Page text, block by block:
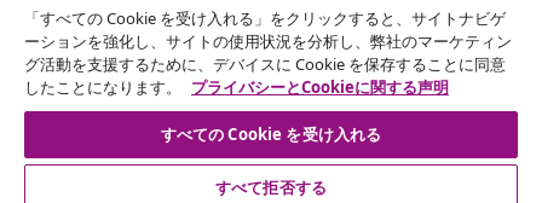
vidaXL
その他の情報
© 2008-2026 vidaXL. 当サイトは、vidaXL合同会社が運営してい
「すべての Cookie を受け入れる」をクリックすると、サイトナビゲ
ーションを強化し、サイトの使用状況を分析し、弊社のマーケティン
グ活動を支援するために、デバイスに Cookie を保存することに同意
したことになります。
プライバシーとCookieに関する声明
すべての Cookie を受け入れる
すべて拒否する